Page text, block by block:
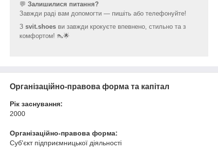
💬 Залишилися питання?
Завжди раді вам допомогти — пишіть або телефонуйте!
З svit.shoes ви завжди крокуєте впевнено, стильно та з
комфортом! 👠🌟
Організаційно-правова форма та капітал
Рік заснування:
2000
Організаційно-правова форма:
Суб'єкт підприємницької діяльності